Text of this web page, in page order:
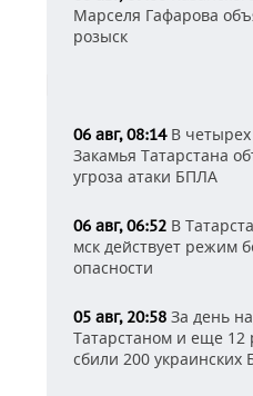
Марселя Гафарова
розыск
06 авг, 08:14В четырех
Закамья Татарстана
угроза атаки БПЛА
06 авг, 06:52 В
мск действует режим
опасности
05 авг, 20:58 За день
Татарстаном и еще 12
сбили 200 украинских